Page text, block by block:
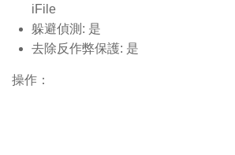
iFile
躲避偵測: 是
去除反作弊保護: 是
操作：